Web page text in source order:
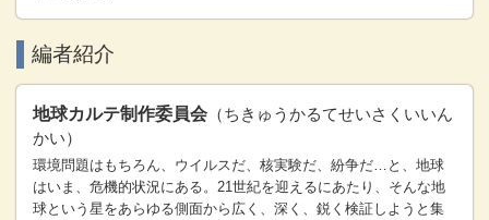
編者紹介
地球カルテ制作委員会 （ちきゅうかるてせいさくいいん
かい）
環境問題はもちろん、ウイルスだ、核実験だ、紛争だ…と、地球
はいま、危機的状況にある。21世紀を迎えるにあたり、そんな地
球という星をあらゆる側面から広く、深く、鋭く検証しようと集